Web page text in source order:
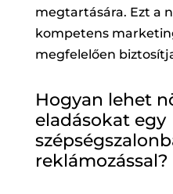
megtartására. Ezt a
kompetens
megfelelően
Hogyan lehet
eladásokat egy
reklámozással?